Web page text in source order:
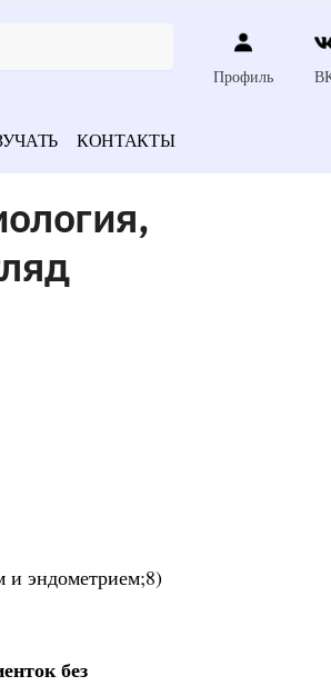
Профиль
КОНТАКТЫ
и эндометрием;8)
без